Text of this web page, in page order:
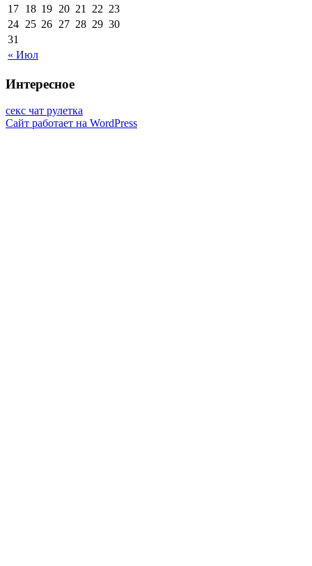
« Июл
17 18 19 20 21 22 23
24 25 26 27 28 29 30
31
Интересное
секс чат рулетка
Сайт работает на WordPress